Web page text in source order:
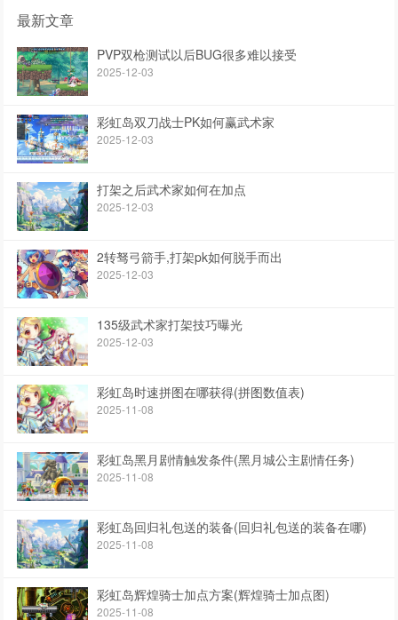
最新文章
PVP双枪测试以后BUG很多难以接受
2025-12-03
彩虹岛双刀战士PK如何赢武术家
2025-12-03
打架之后武术家如何在加点
2025-12-03
2转驽弓箭手,打架pk如何脱手而出
2025-12-03
135级武术家打架技巧曝光
2025-12-03
彩虹岛时速拼图在哪获得(拼图数值表)
2025-11-08
彩虹岛黑月剧情触发条件(黑月城公主剧情任务)
2025-11-08
彩虹岛回归礼包送的装备(回归礼包送的装备在哪)
2025-11-08
彩虹岛辉煌骑士加点方案(辉煌骑士加点图)
2025-11-08